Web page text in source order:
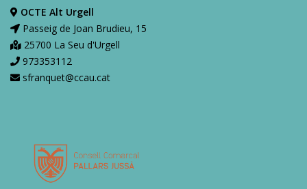
OCTE Alt Urgell
Passeig de Joan Brudieu, 15
25700 La Seu d'Urgell
973353112
sfranquet@ccau.cat